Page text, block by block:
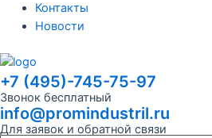
Контакты
Новости
+7 (495)-745-75-97
Звонок бесплатный
info@promindustril.ru
Для заявок и обратной связи